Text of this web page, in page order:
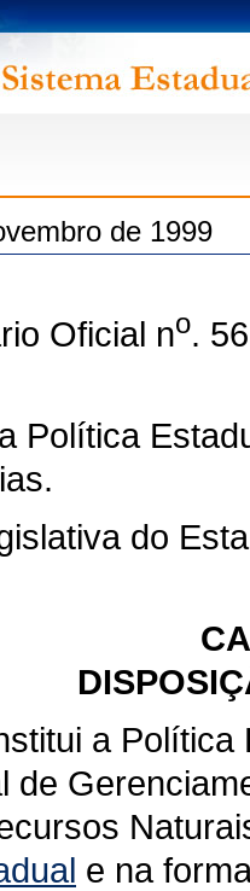
de 1999
Oficial no.
Política
do
a
de
e na